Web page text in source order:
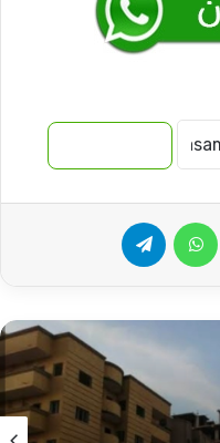
ماسنجر واتساب